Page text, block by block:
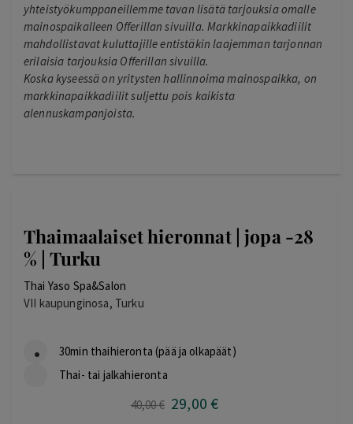
yhteistyökumppaneillemme tavan lisätä tarjouksia omalle
mainospaikalleen Offerillan sivuilla. Markkinapaikkadiilit
mahdollistavat kuluttajille entistäkin laajemman tarjonnan
erilaisia tarjouksia Offerillan sivuilla.
Koska kyseessä on yritysten hallinnoima mainospaikka, on
markkinapaikkadiilit suljettu pois kaikista
alennuskampanjoista.
Thaimaalaiset hieronnat | jopa -28
% | Turku
Thai Yaso Spa&Salon
VII kaupunginosa, Turku
30min thaihieronta (pää ja olkapäät)
Thai- tai jalkahieronta
40,00€ Alkuperäinen
29,00 €Nykyinen